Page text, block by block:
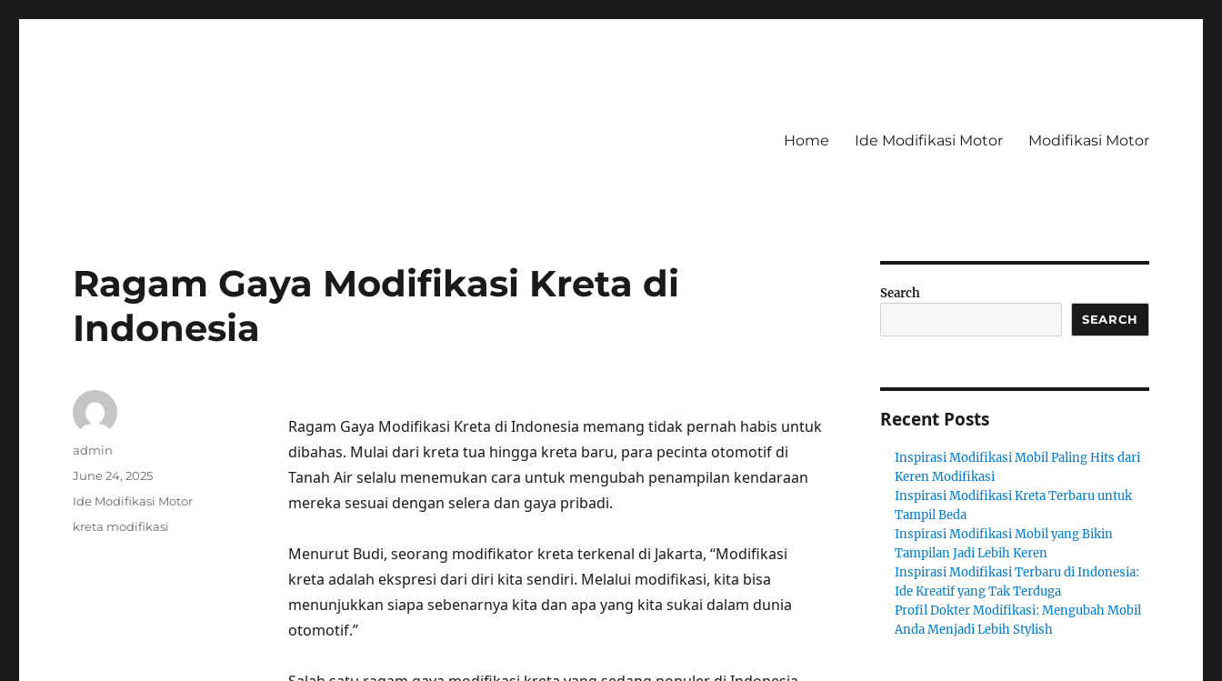
Home Ide Modifikasi Motor Modifikasi Motor
Ragam Gaya Modifikasi Kreta di
Indonesia
Ragam Gaya Modifikasi Kreta di Indonesia memang tidak pernah habis untuk
dibahas. Mulai dari kreta tua hingga kreta baru, para pecinta otomotif di
Tanah Air selalu menemukan cara untuk mengubah penampilan kendaraan
mereka sesuai dengan selera dan gaya pribadi.
Menurut Budi, seorang modifikator kreta terkenal di Jakarta, “Modifikasi
kreta adalah ekspresi dari diri kita sendiri. Melalui modifikasi, kita bisa
menunjukkan siapa sebenarnya kita dan apa yang kita sukai dalam dunia
otomotif.”
Author
admin
Posted
on
June 24, 2025
Categories
Ide Modifikasi Motor
Tags
kreta modifikasi
Search
SEARCH
Recent Posts
Inspirasi Modifikasi Mobil Paling Hits dari
Keren Modifikasi
Inspirasi Modifikasi Kreta Terbaru untuk
Tampil Beda
Inspirasi Modifikasi Mobil yang Bikin
Tampilan Jadi Lebih Keren
Inspirasi Modifikasi Terbaru di Indonesia:
Ide Kreatif yang Tak Terduga
Profil Dokter Modifikasi: Mengubah Mobil
Anda Menjadi Lebih Stylish